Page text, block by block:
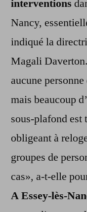
interventions
Nancy,
indiqué la
Magali
aucune
mais beaucoup
sous-plafond est
obligeant à
groupes de
cas», a-t-elle
A Essey-lès-